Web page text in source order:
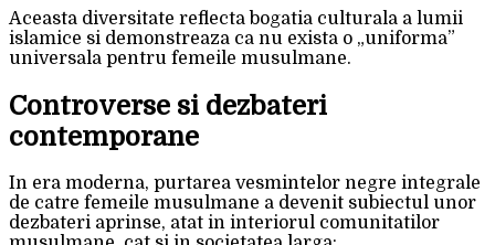
Aceasta diversitate reflecta bogatia culturala a lumii
islamice si demonstreaza ca nu exista o „uniforma”
universala pentru femeile musulmane.
Controverse si dezbateri
contemporane
In era moderna, purtarea vesmintelor negre integrale
de catre femeile musulmane a devenit subiectul unor
dezbateri aprinse, atat in interiorul comunitatilor